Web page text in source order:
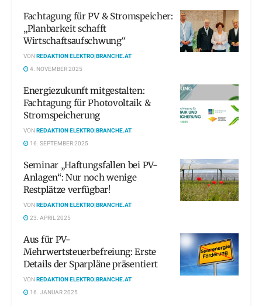
Fachtagung für PV & Stromspeicher:
„Planbarkeit schafft
Wirtschaftsaufschwung“
VONREDAKTION ELEKTRO|BRANCHE.AT
4. NOVEMBER 2025
Energiezukunft mitgestalten:
Fachtagung für Photovoltaik &
Stromspeicherung
VONREDAKTION ELEKTRO|BRANCHE.AT
16. SEPTEMBER 2025
Seminar „Haftungsfallen bei PV-
Anlagen“: Nur noch wenige
Restplätze verfügbar!
VONREDAKTION ELEKTRO|BRANCHE.AT
23. APRIL 2025
Aus für PV-
Mehrwertsteuerbefreiung: Erste
Details der Sparpläne präsentiert
VONREDAKTION ELEKTRO|BRANCHE.AT
16. JANUAR 2025